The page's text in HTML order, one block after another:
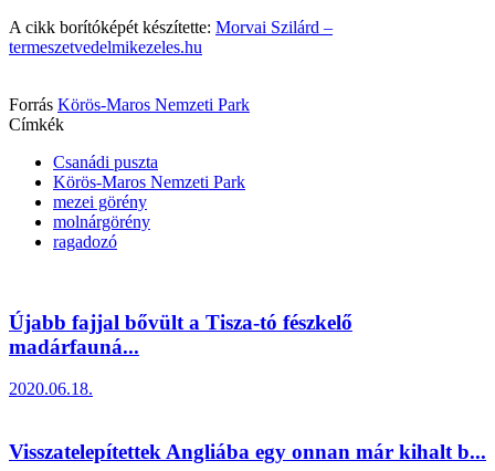
A cikk borítóképét készítette: Morvai Szilárd –
termeszetvedelmikezeles.hu
Forrás Körös-Maros Nemzeti Park
Címkék
Csanádi puszta
Körös-Maros Nemzeti Park
mezei görény
molnárgörény
ragadozó
Újabb fajjal bővült a Tisza-tó fészkelő
madárfauná...
2020.06.18.
Visszatelepítettek Angliába egy onnan már kihalt b...